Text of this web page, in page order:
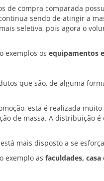
de compra comparada
sendo de atingir a
seletiva, pois agora o
exemplos os equipamentos
que são, de alguma
esta é realizada
de massa. A distribuição
mais disposto a se
exemplo as faculdades,